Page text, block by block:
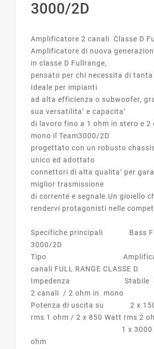
3000/2D
Amplificatore 2 canali Classe D
Amplificatore di nuova
in classe D Fullrange,
pensato per chi necessita di tanta
Ideale per impianti
ad alta efficienza o subwoofer,
sua versatilita’ e capacita’
di lavoro fino a 1 ohm in stero e 2
mono il Team3000/2D
progettato con un robusto
unico ed adottato
connettori di alta qualita’ per
miglior trasmissione
di corrente e segnale.Un gioiello
rendervi protagonisti nelle
Specifiche principali Bass
3000/2D
Tipo
canali FULL RANGE CLASSE D
Impedenza Stabile a 1
2 canali / 2 ohm in mono
Potenza di uscita su 2 x
rms 1 ohm / 2 x 850 Watt rms 2
1 x 3000 Watt
ohm